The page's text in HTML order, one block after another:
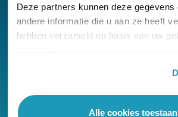
Deze partners kunnen deze
andere informatie die u aan ze heeft
hebben verzameld op basis van uw
Alle cookies toestaan
Klantenservice